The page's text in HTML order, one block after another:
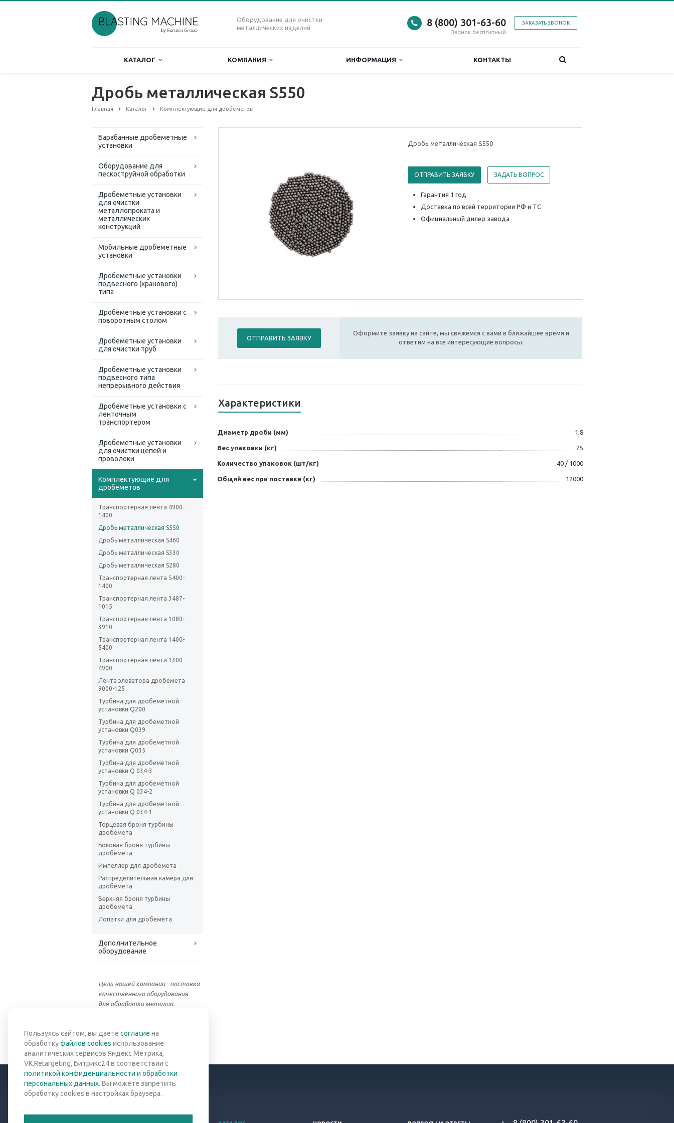
Оборудование для очистки
металлических изделий
ЗАКАЗАТЬ ЗВОНОК
8 (800) 301-63-60
Звонок бесплатный
КАТАЛОГ КОМПАНИЯ ИНФОРМАЦИЯ КОНТАКТЫ
Дробь металлическая S550
Главная Каталог Комплектующие для дробеметов
Барабанные дробеметные
установки
Оборудование для
пескоструйной обработки
Дробеметные установки
для очистки
металлопроката и
металлических
конструкций
Мобильные дробеметные
установки
Дробеметные установки
подвесного (кранового)
типа
Дробеметные установки с
поворотным столом
Дробеметные установки
для очистки труб
Дробеметные установки
подвесного типа
непрерывного действия
Дробеметные установки с
ленточным
транспортером
Дробеметные установки
для очистки цепей и
проволоки
Комплектующие для
дробеметов
Транспортерная лента 4900-
1400
Дробь металлическая S550
Дробь металлическая S460
Дробь металлическая S330
Дробь металлическая S280
Транспортерная лента 5400-
1400
Транспортерная лента 3487-
1015
Транспортерная лента 1080-
3910
Транспортерная лента 1400-
5400
Транспортерная лента 1300-
4900
Лента элеватора дробемета
9000-125
Турбина для дробеметной
установки Q200
Турбина для дробеметной
установки Q039
Турбина для дробеметной
установки Q035
Турбина для дробеметной
установки Q 034-3
Турбина для дробеметной
установки Q 034-2
Турбина для дробеметной
установки Q 034-1
Торцевая броня турбины
дробемета
Боковая броня турбины
дробемета
Импеллер для дробемета
Распределительная камера для
дробемета
Верхняя броня турбины
дробемета
Лопатки для дробемета
Дополнительное
оборудование
Цель нашей компании - поставка
качественного оборудования
для обработки металла.
Дробь металлическая S550
ОТПРАВИТЬ ЗАЯВКУ ЗАДАТЬ ВОПРОС
Гарантия 1 год
Доставка по всей территории РФ и ТС
Официальный дилер завода
ОТПРАВИТЬ ЗАЯВКУ
Оформите заявку на сайте, мы свяжемся с вами в ближайшее время и
ответим на все интересующие вопросы.
Характеристики
Диаметр дроби (мм) 1,8
Вес упаковки (кг) 25
Количество упаковок (шт/кг) 40 / 1000
Общий вес при поставке (кг) 12000
Вернуться к списку
Пользуясь сайтом, вы даете согласие на
обработкуфайлов cookies использование
аналитических сервисов Яндекс Метрика,
VK.Retargeting, Битрикс24 в соответствии с
политикой конфиденциальности и обработки
персональных данных. Вы можете запретить
обработку cookies в настройках браузера.